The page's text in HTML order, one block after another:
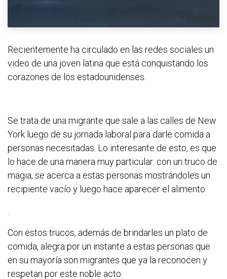
Recientemente ha circulado en las redes sociales un
video de una joven latina que está conquistando los
corazones de los estadounidenses.
Se trata de una migrante que sale a las calles de New
York luego de su jornada laboral para darle comida a
personas necesitadas. Lo interesante de esto, es que
lo hace de una manera muy particular: con un truco de
magia, se acerca a estas personas mostrándoles un
recipiente vacío y luego hace aparecer el alimento.
Con estos trucos, además de brindarles un plato de
comida, alegra por un instante a estas personas que
en su mayoría son migrantes que ya la reconocen y
respetan por este noble acto.